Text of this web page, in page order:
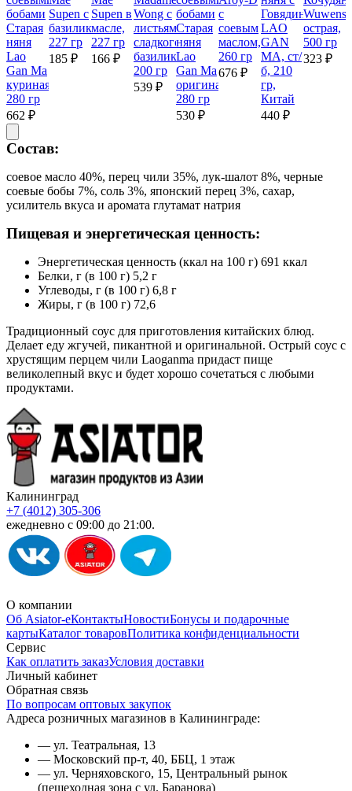
бобами
Старая
няня
Lao
Gan Ma
куриная,
280 гр
662 ₽
Supen с
базиликом,
227 гр
185 ₽
Supen в
масле,
227 гр
166 ₽
Wong с
листьями
сладкого
базилика,
200 гр
539 ₽
бобами
Старая
няня
Lao
Gan Ma
оригинальная,
280 гр
530 ₽
с
соевым
маслом,
260 гр
676 ₽
Говядиной
LAO
GAN
MA, ст/
б, 210
гр,
Китай
440 ₽
острая,
500 гр
323 ₽
Состав:
соевое масло 40%, перец чили 35%, лук-шалот 8%, черные
соевые бобы 7%, соль 3%, японский перец 3%, сахар,
усилитель вкуса и аромата глутамат натрия
Пищевая и энергетическая ценность:
Энергетическая ценность (ккал на 100 г) 691 ккал
Белки, г (в 100 г) 5,2 г
Углеводы, г (в 100 г) 6,8 г
Жиры, г (в 100 г) 72,6
Традиционный соус для приготовления китайских блюд.
Делает еду жгучей, пикантной и оригинальной. Острый соус с
хрустящим перцем чили Laoganma придаст пище
великолепный вкус и будет хорошо сочетаться с любыми
продуктами.
Калининград
+7 (4012) 305-306
ежедневно с 09:00 до 21:00.
О компании
Об Asiator-еКонтактыНовостиБонусы и подарочные
картыКаталог товаровПолитика конфиденциальности
Сервис
Как оплатить заказУсловия доставки
Личный кабинет
Обратная связь
По вопросам оптовых закупок
Адреса розничных магазинов в Калининграде:
— ул. Театральная, 13
— Московский пр-т, 40, ББЦ, 1 этаж
— ул. Черняховского, 15, Центральный рынок
(пешеходная зона с ул. Баранова)